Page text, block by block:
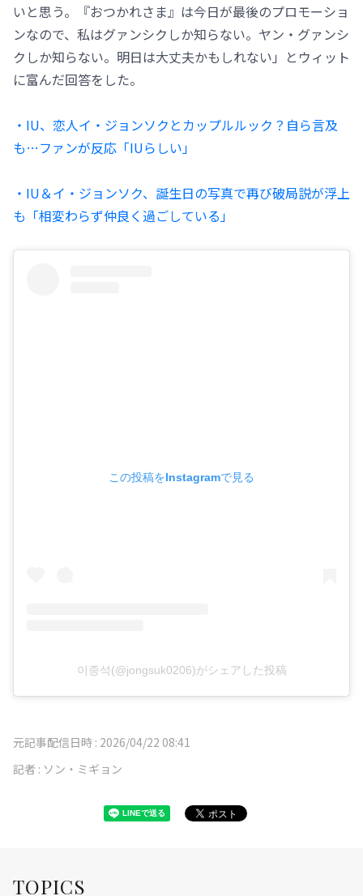
いと思う。『おつかれさま』は今日が最後のプロモーショ
ンなので、私はグァンシクしか知らない。ヤン・グァンシ
クしか知らない。明日は大丈夫かもしれない」とウィット
に富んだ回答をした。
・IU、恋人イ・ジョンソクとカップルルック？自ら言及
も…ファンが反応「IUらしい」
・IU＆イ・ジョンソク、誕生日の写真で再び破局説が浮上
も「相変わらず仲良く過ごしている」
この投稿をInstagramで見る
이종석(@jongsuk0206)がシェアした投稿
元記事配信日時 : 2026/04/22 08:41
記者 : ソン・ミギョン
TOPICS